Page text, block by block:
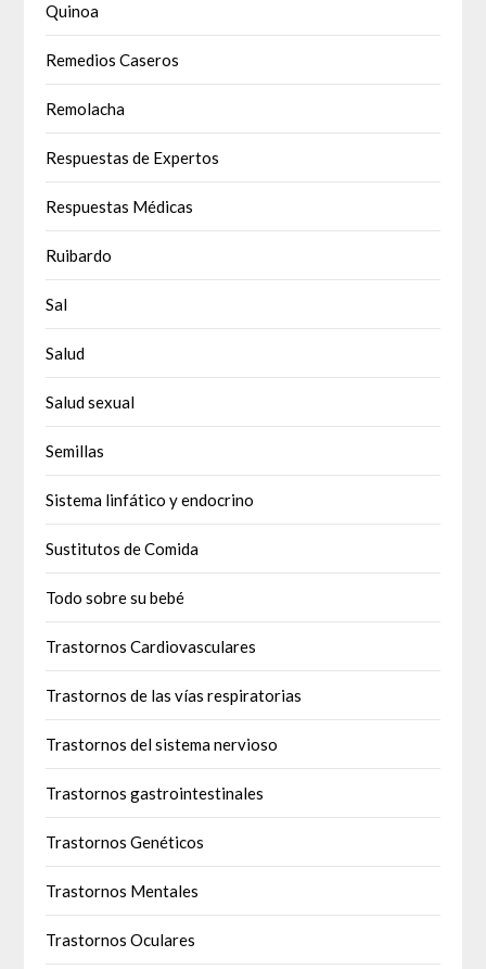
Quinoa
Remedios Caseros
Remolacha
Respuestas de Expertos
Respuestas Médicas
Ruibardo
Sal
Salud
Salud sexual
Semillas
Sistema linfático y endocrino
Sustitutos de Comida
Todo sobre su bebé
Trastornos Cardiovasculares
Trastornos de las vías respiratorias
Trastornos del sistema nervioso
Trastornos gastrointestinales
Trastornos Genéticos
Trastornos Mentales
Trastornos Oculares